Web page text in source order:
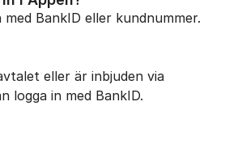
med BankID eller kundnummer.
eller är inbjuden via
logga in med BankID.